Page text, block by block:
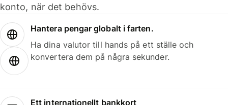
konto, när det behövs.
Hantera pengar globalt i farten.
Ha dina valutor till hands på ett ställe och
konvertera dem på några sekunder.
Ett internationellt bankkort